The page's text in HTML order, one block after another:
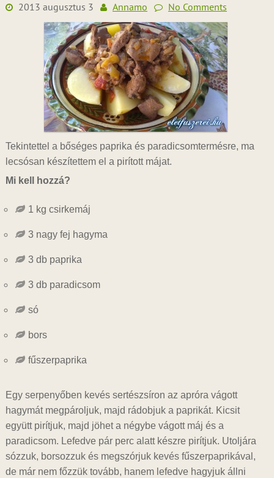
2013 augusztus 3 Annamo No Comments
Tekintettel a bőséges paprika és paradicsomtermésre, ma
lecsósan készítettem el a pirított májat.
Mi kell hozzá?
1 kg csirkemáj
3 nagy fej hagyma
3 db paprika
3 db paradicsom
só
bors
fűszerpaprika
Egy serpenyőben kevés sertészsíron az apróra vágott
hagymát megpároljuk, majd rádobjuk a paprikát. Kicsit
együtt pirítjuk, majd jöhet a négybe vágott máj és a
paradicsom. Lefedve pár perc alatt készre pirítjuk. Utoljára
sózzuk, borsozzuk és megszórjuk kevés fűszerpaprikával,
de már nem főzzük tovább, hanem lefedve hagyjuk állni